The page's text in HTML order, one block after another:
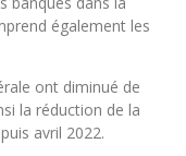
également les
ont diminué de
la réduction de la
avril 2022.